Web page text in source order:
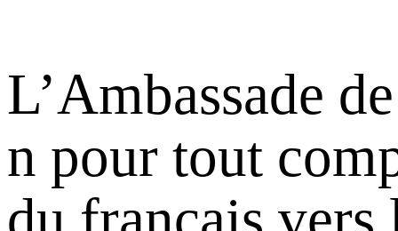
L’Ambassade
n pour tout
du français vers